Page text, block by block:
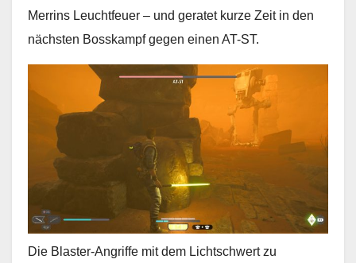
Merrins Leuchtfeuer – und geratet kurze Zeit in den
nächsten Bosskampf gegen einen AT-ST.
Die Blaster-Angriffe mit dem Lichtschwert zu